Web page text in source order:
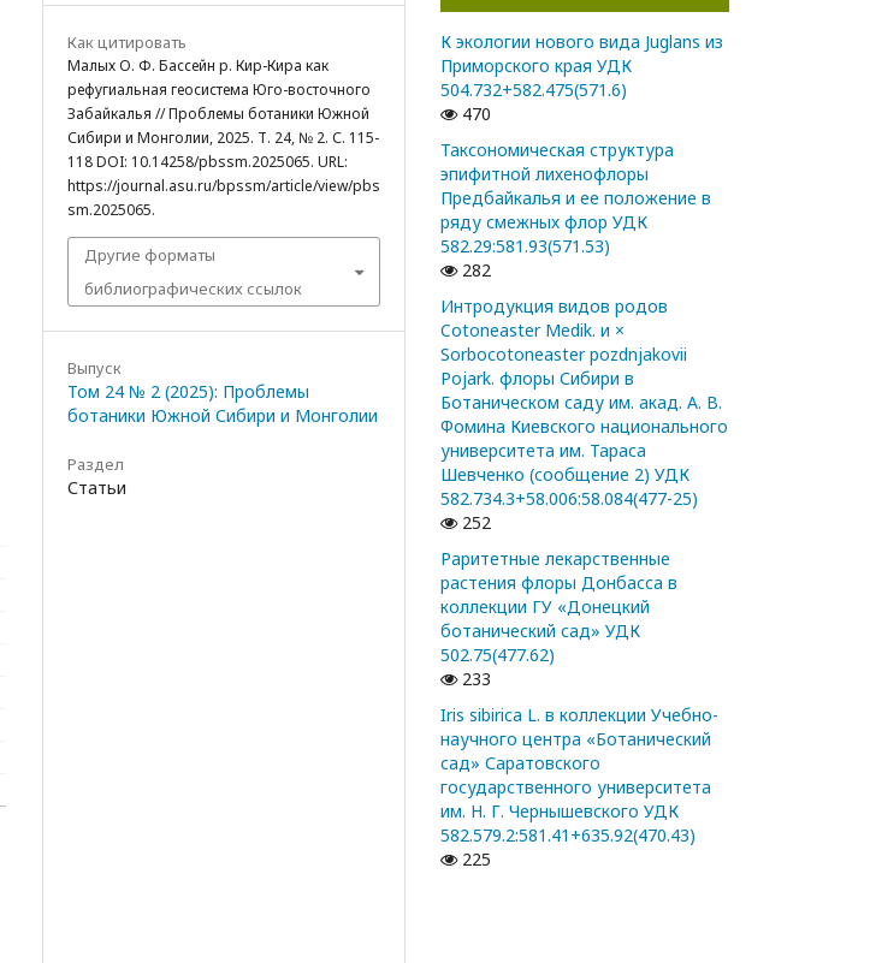
Как цитировать
Малых О. Ф. Бассейн р. Кир-Кира как
рефугиальная геосистема Юго-восточного
Забайкалья // Проблемы ботаники Южной
Сибири и Монголии, 2025. Т. 24, № 2. С. 115-
118 DOI: 10.14258/pbssm.2025065. URL:
https://journal.asu.ru/bpssm/article/view/pbs
sm.2025065.
Другие форматы
библиографических ссылок
Выпуск
Том 24 № 2 (2025): Проблемы
ботаники Южной Сибири и Монголии
Раздел
Статьи
К экологии нового вида Juglans из
Приморского края УДК
504.732+582.475(571.6)
470
Таксономическая структура
эпифитной лихенофлоры
Предбайкалья и ее положение в
ряду смежных флор УДК
582.29:581.93(571.53)
282
Интродукция видов родов
Cotoneaster Medik. и ×
Sorbocotoneaster pozdnjakovii
Pojark. флоры Сибири в
Ботаническом саду им. акад. А. В.
Фомина Киевского национального
университета им. Тараса
Шевченко (сообщение 2) УДК
582.734.3+58.006:58.084(477-25)
252
Раритетные лекарственные
растения флоры Донбасса в
коллекции ГУ «Донецкий
ботанический сад» УДК
502.75(477.62)
233
Iris sibirica L. в коллекции Учебно-
научного центра «Ботанический
сад» Саратовского
государственного университета
им. Н. Г. Чернышевского УДК
582.579.2:581.41+635.92(470.43)
225